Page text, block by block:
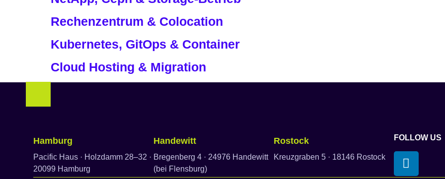
Rechenzentrum & Colocation
Kubernetes, GitOps & Container
Cloud Hosting & Migration
Hamburg
Pacific Haus · Holzdamm 28–32 ·
20099 Hamburg
Handewitt
Bregenberg 4 · 24976 Handewitt
(bei Flensburg)
Rostock
Kreuzgraben 5 · 18146 Rostock
FOLLOW US